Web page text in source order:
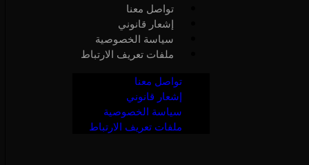
PORTUGUÉS
FRANÇAIS
SVENSKA
تواصل معنا
إشعار قانوني
سياسة الخصوصية
ملفات تعريف الارتباط
تواصل معنا
إشعار قانوني
سياسة الخصوصية
ملفات تعريف الارتباط